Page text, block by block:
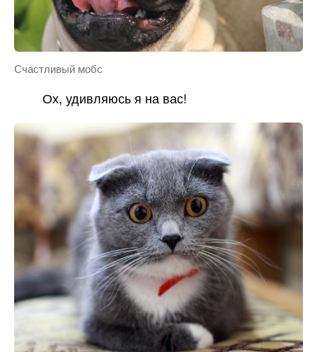
Счастливый мобс
Ох, удивляюсь я на вас!